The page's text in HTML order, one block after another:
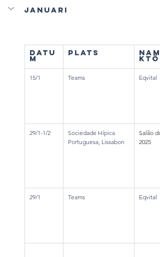
Januari
Datu
m
Plats
15/1 Teams Eqvital
29/1-1/2
Sociedade Hípica
Portuguesa, Lissabon
Salão
2025
29/1 Teams Eqvital